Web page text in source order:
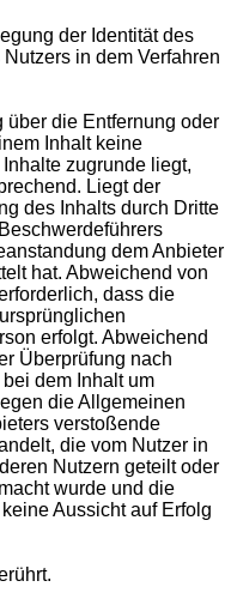
der Identität des
in dem Verfahren
über die Entfernung oder
Inhalt keine
zugrunde liegt,
Liegt der
des Inhalts durch Dritte
dem Anbieter
hat. Abweichend von
dass die
erfolgt. Abweichend
Überprüfung nach
dem Inhalt um
die Allgemeinen
verstoßende
die vom Nutzer in
Nutzern geteilt oder
wurde und die
Aussicht auf Erfolg